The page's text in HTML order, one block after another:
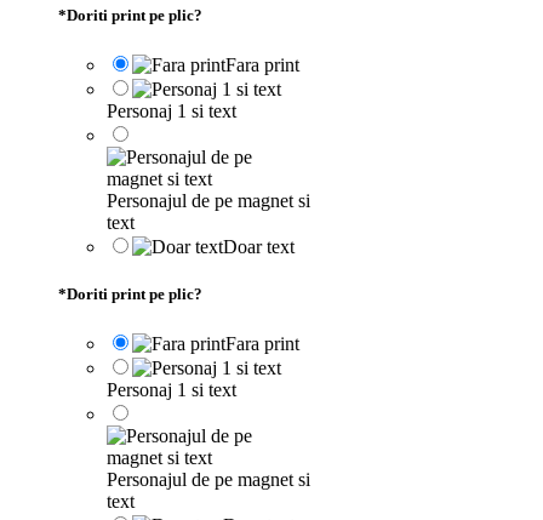
*Doriti print pe plic?
Fara print
Personaj 1 si text
Personajul de pe magnet si
text
Doar text
*Doriti print pe plic?
Fara print
Personaj 1 si text
Personajul de pe magnet si
text